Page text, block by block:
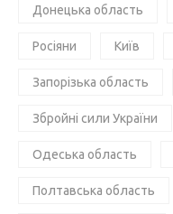
Донецька область
Росіяни Київ
Запорізька область
Збройні сили України
Одеська область
Полтавська область